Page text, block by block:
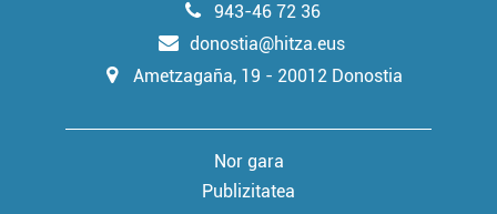
943-46 72 36
donostia@hitza.eus
Ametzagaña, 19 - 20012 Donostia
Nor gara
Publizitatea